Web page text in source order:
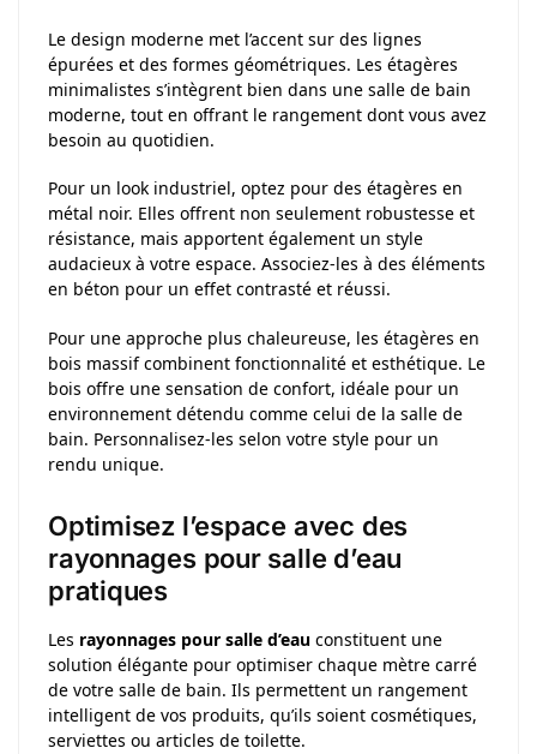
Le design moderne met l’accent sur des lignes
épurées et des formes géométriques. Les étagères
minimalistes s’intègrent bien dans une salle de bain
moderne, tout en offrant le rangement dont vous avez
besoin au quotidien.
Pour un look industriel, optez pour des étagères en
métal noir. Elles offrent non seulement robustesse et
résistance, mais apportent également un style
audacieux à votre espace. Associez-les à des éléments
en béton pour un effet contrasté et réussi.
Pour une approche plus chaleureuse, les étagères en
bois massif combinent fonctionnalité et esthétique. Le
bois offre une sensation de confort, idéale pour un
environnement détendu comme celui de la salle de
bain. Personnalisez-les selon votre style pour un
rendu unique.
Optimisez l’espace avec des
rayonnages pour salle d’eau
pratiques
Les rayonnages pour salle d’eau constituent une
solution élégante pour optimiser chaque mètre carré
de votre salle de bain. Ils permettent un rangement
intelligent de vos produits, qu’ils soient cosmétiques,
serviettes ou articles de toilette.